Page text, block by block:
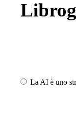
La AI è uno